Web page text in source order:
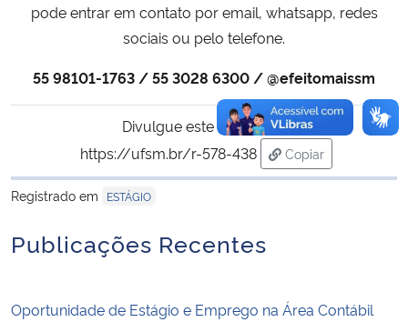
Planaltopode entrar em contato por email, whatsapp, redes
sociais ou pelo telefone.
55 98101-1763 / 55 3028 6300 / @efeitomaissm
Divulgue este conteúdo:
https://ufsm.br/r-578-438
Copiar
para área de
Registrado em
ESTÁGIO
Publicações Recentes
Oportunidade de Estágio e Emprego na Área Contábil